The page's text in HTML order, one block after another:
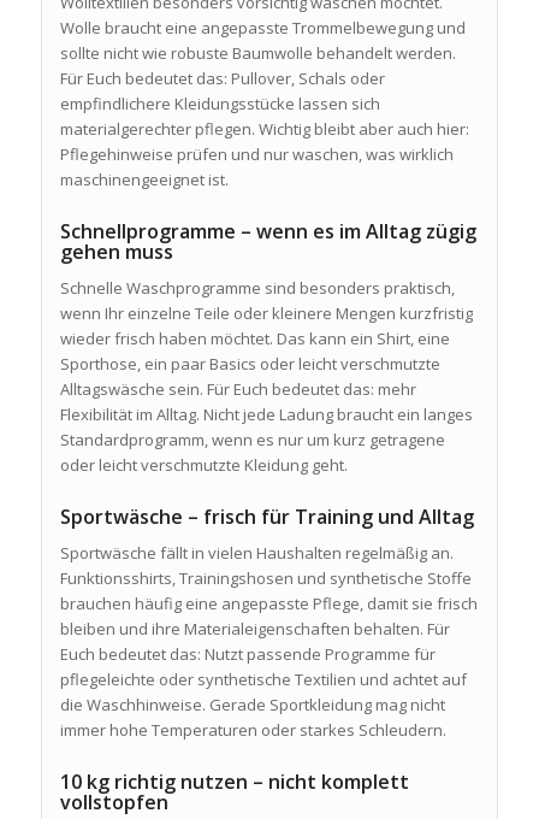
Wolle braucht eine angepasste Trommelbewegung und
sollte nicht wie robuste Baumwolle behandelt werden.
Für Euch bedeutet das: Pullover, Schals oder
empfindlichere Kleidungsstücke lassen sich
materialgerechter pflegen. Wichtig bleibt aber auch hier:
Pflegehinweise prüfen und nur waschen, was wirklich
maschinengeeignet ist.
Schnellprogramme – wenn es im Alltag zügig
gehen muss
Schnelle Waschprogramme sind besonders praktisch,
wenn Ihr einzelne Teile oder kleinere Mengen kurzfristig
wieder frisch haben möchtet. Das kann ein Shirt, eine
Sporthose, ein paar Basics oder leicht verschmutzte
Alltagswäsche sein. Für Euch bedeutet das: mehr
Flexibilität im Alltag. Nicht jede Ladung braucht ein langes
Standardprogramm, wenn es nur um kurz getragene
oder leicht verschmutzte Kleidung geht.
Sportwäsche – frisch für Training und Alltag
Sportwäsche fällt in vielen Haushalten regelmäßig an.
Funktionsshirts, Trainingshosen und synthetische Stoffe
brauchen häufig eine angepasste Pflege, damit sie frisch
bleiben und ihre Materialeigenschaften behalten. Für
Euch bedeutet das: Nutzt passende Programme für
pflegeleichte oder synthetische Textilien und achtet auf
die Waschhinweise. Gerade Sportkleidung mag nicht
immer hohe Temperaturen oder starkes Schleudern.
10 kg richtig nutzen – nicht komplett
vollstopfen